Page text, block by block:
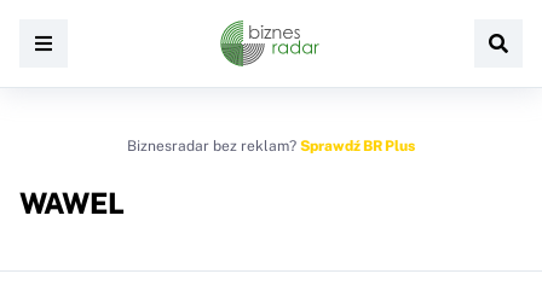
Biznesradar bez reklam? Sprawdź BR Plus
WAWEL